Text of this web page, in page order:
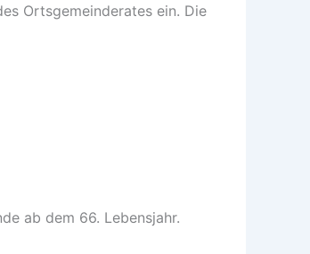
Ortsgemeinderates ein. Die
ab dem 66. Lebensjahr.